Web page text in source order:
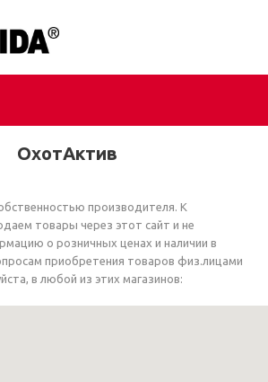
ОхотАктив
производителя. К
товары через этот сайт и не
о розничных ценах и наличии в
приобретения товаров физ.лицами
в любой из этих магазинов: